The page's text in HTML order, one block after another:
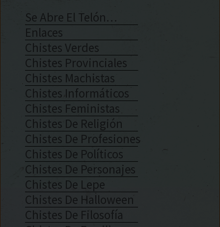
Se Abre El Telón…
Enlaces
Chistes Verdes
Chistes Provinciales
Chistes Machistas
Chistes Informáticos
Chistes Feministas
Chistes De Religión
Chistes De Profesiones
Chistes De Políticos
Chistes De Personajes
Chistes De Lepe
Chistes De Halloween
Chistes De Filosofía